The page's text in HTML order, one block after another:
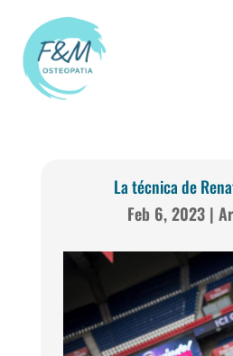
La técnica de
Feb 6, 2023|